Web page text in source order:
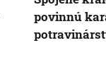
povinnú